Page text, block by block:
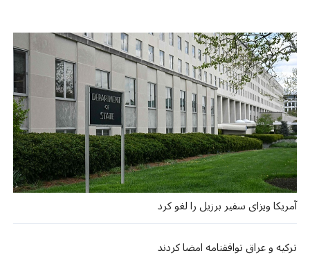
آمریکا ویزای سفیر برزیل را لغو کرد
ترکیه و عراق توافقنامه امضا کردند